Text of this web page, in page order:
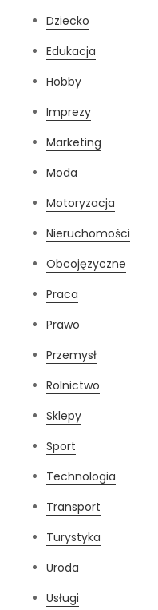
Dziecko
Edukacja
Hobby
Imprezy
Marketing
Moda
Motoryzacja
Nieruchomości
Obcojęzyczne
Praca
Prawo
Przemysł
Rolnictwo
Sklepy
Sport
Technologia
Transport
Turystyka
Uroda
Usługi